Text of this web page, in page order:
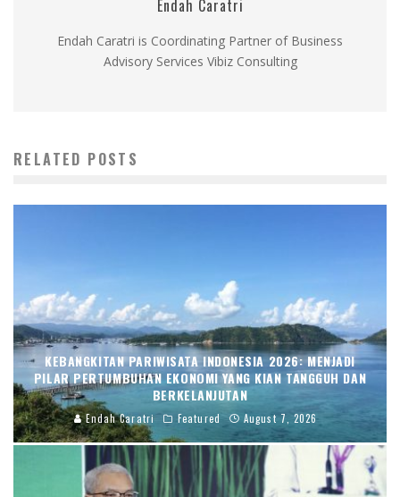
Endah Caratri
Endah Caratri is Coordinating Partner of Business
Advisory Services Vibiz Consulting
RELATED POSTS
KEBANGKITAN PARIWISATA INDONESIA 2026: MENJADI
PILAR PERTUMBUHAN EKONOMI YANG KIAN TANGGUH DAN
BERKELANJUTAN
Endah Caratri Featured August 7, 2026